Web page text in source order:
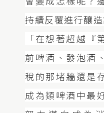
持續反覆進行釀造
「在想著超越『
前啤酒、發泡酒
稅的那堵牆還是
成為類啤酒中最